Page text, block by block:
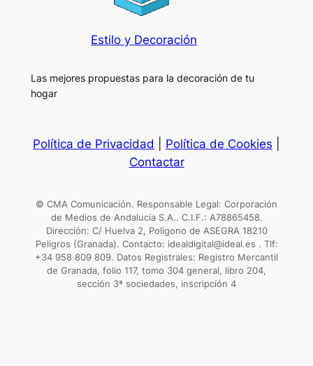
Estilo y Decoración
Las mejores propuestas para la decoración de tu
hogar
Política de Privacidad Política de Cookies
Contactar
© CMA Comunicación. Responsable Legal: Corporación
de Medios de Andalucía S.A.. C.I.F.: A78865458.
Dirección: C/ Huelva 2, Polígono de ASEGRA 18210
Peligros (Granada). Contacto: idealdigital@ideal.es . Tlf:
+34 958 809 809. Datos Registrales: Registro Mercantil
de Granada, folio 117, tomo 304 general, libro 204,
sección 3ª sociedades, inscripción 4